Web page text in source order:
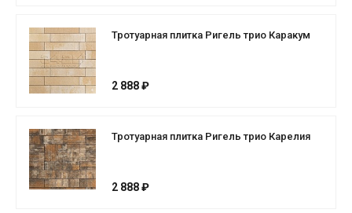
Тротуарная плитка Ригель трио Каракум
2 888 ₽
Тротуарная плитка Ригель трио Карелия
2 888 ₽